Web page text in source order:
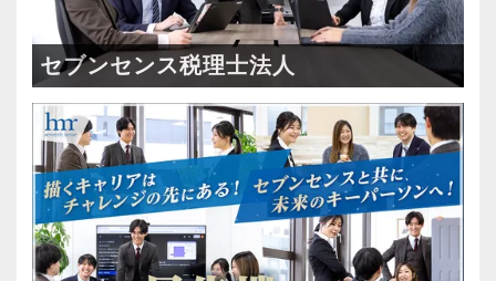
セブンセンス税理士法人